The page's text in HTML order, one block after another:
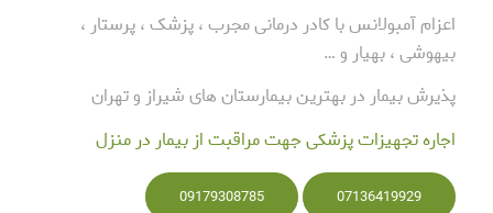
اعزام آمبولانس با کادر درمانی مجرب ، پزشک ، پرستار ،
بیهوشی ، بهیار و …
پذیرش بیمار در بهترین بیمارستان های شیراز و تهران
اجاره تجهیزات پزشکی جهت مراقبت از بیمار در منزل
07136419929
09179308785